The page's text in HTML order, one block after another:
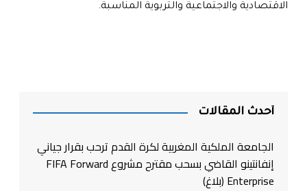
الاقتصادية والاجتماعية والتربوية المناسبة.
أحدث المقالات
الجامعة الملكية المغربية لكرة القدم ترحب بقرار جياني
إنفانتينو القاضي بسحب مقترح مشروع FIFA Forward
Enterprise (بلاغ)